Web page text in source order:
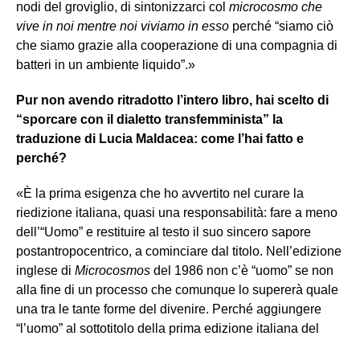
nodi del groviglio, di sintonizzarci col microcosmo che
vive in noi mentre noi viviamo in esso perché “siamo ciò
che siamo grazie alla cooperazione di una compagnia di
batteri in un ambiente liquido”.»
Pur non avendo ritradotto l’intero libro, hai scelto di
“sporcare con il dialetto transfemminista” la
traduzione di Lucia Maldacea: come l’hai fatto e
perché?
«È la prima esigenza che ho avvertito nel curare la
riedizione italiana, quasi una responsabilità: fare a meno
dell’“Uomo” e restituire al testo il suo sincero sapore
postantropocentrico, a cominciare dal titolo. Nell’edizione
inglese di Microcosmos del 1986 non c’è “uomo” se non
alla fine di un processo che comunque lo supererà quale
una tra le tante forme del divenire. Perché aggiungere
“l’uomo” al sottotitolo della prima edizione italiana del